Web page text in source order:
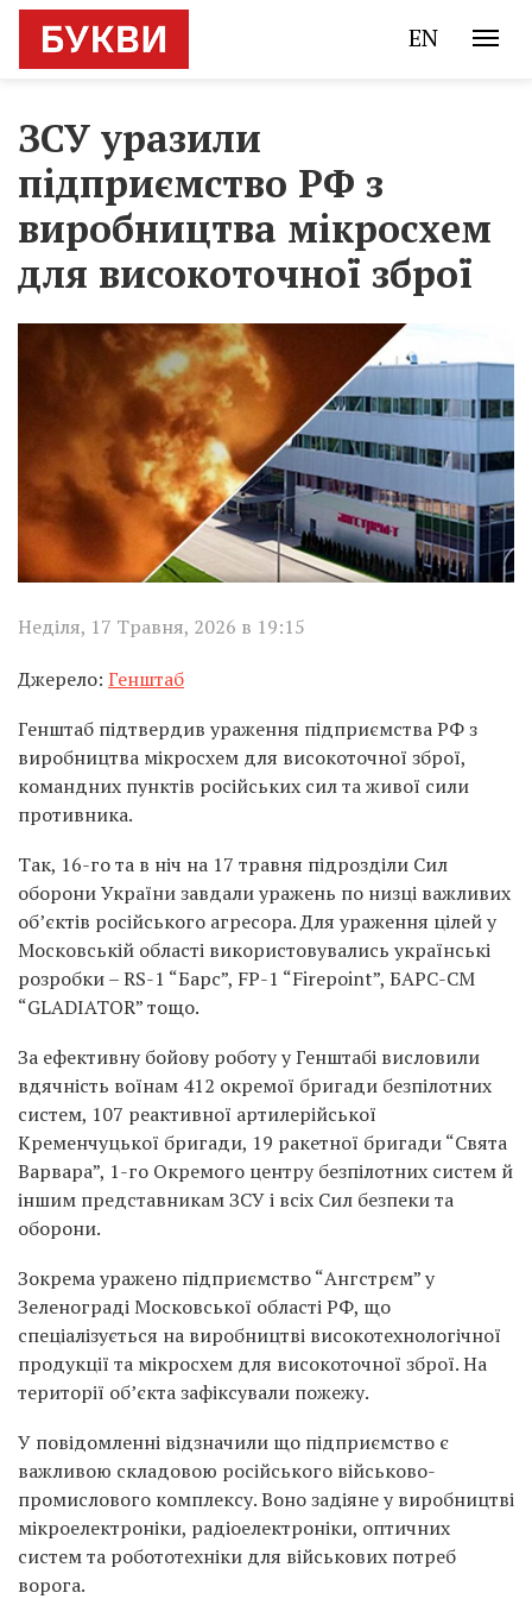
EN
ЗСУ уразили
підприємство РФ з
виробництва мікросхем
для високоточної зброї
Неділя, 17 Травня, 2026 в 19:15
Джерело: Генштаб
Генштаб підтвердив ураження підприємства РФ з
виробництва мікросхем для високоточної зброї,
командних пунктів російських сил та живої сили
противника.
Так, 16-го та в ніч на 17 травня підрозділи Сил
оборони України завдали уражень по низці важливих
об’єктів російського агресора. Для ураження цілей у
Московській області використовувались українські
розробки – RS-1 “Барс”, FP-1 “Firepoint”, БАРС-СМ
“GLADIATOR” тощо.
За ефективну бойову роботу у Генштабі висловили
вдячність воїнам 412 окремої бригади безпілотних
систем, 107 реактивної артилерійської
Кременчуцької бригади, 19 ракетної бригади “Свята
Варвара”, 1-го Окремого центру безпілотних систем й
іншим представникам ЗСУ і всіх Сил безпеки та
оборони.
Зокрема уражено підприємство “Ангстрєм” у
Зеленограді Московської області РФ, що
спеціалізується на виробництві високотехнологічної
продукції та мікросхем для високоточної зброї. На
території об’єкта зафіксували пожежу.
У повідомленні відзначили що підприємство є
важливою складовою російського військово-
промислового комплексу. Воно задіяне у виробництві
мікроелектроніки, радіоелектроніки, оптичних
систем та робототехніки для військових потреб
ворога.